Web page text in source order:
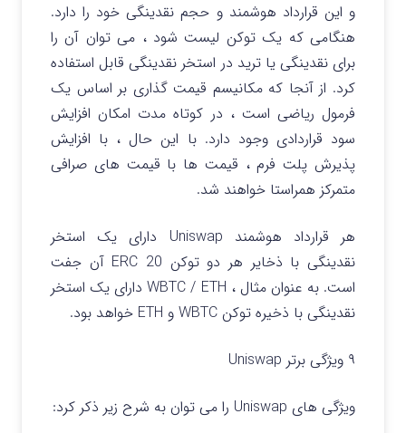
و این قرارداد هوشمند و حجم نقدینگی خود را دارد.
هنگامی که یک توکن لیست شود ، می توان آن را
برای نقدینگی یا ترید در استخر نقدینگی قابل استفاده
کرد. از آنجا که مکانیسم قیمت گذاری بر اساس یک
فرمول ریاضی است ، در کوتاه مدت امکان افزایش
سود قراردادی وجود دارد. با این حال ، با افزایش
پذیرش پلت فرم ، قیمت ها با قیمت های صرافی
متمرکز همراستا خواهند شد.
هر قرارداد هوشمند Uniswap دارای یک استخر
نقدینگی با ذخایر هر دو توکن ERC 20 آن جفت
است. به عنوان مثال ، WBTC / ETH دارای یک استخر
نقدینگی با ذخیره توکن WBTC و ETH خواهد بود.
۹ ویژگی برتر Uniswap
ویژگی های Uniswap را می توان به شرح زیر ذکر کرد: